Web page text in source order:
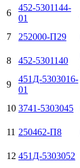
6
452-5301144-
01
7
252000-П29
8
452-5301140
9
451Д-5303016-
01
10 3741-5303045
11 250462-П8
12 451Д-5303052